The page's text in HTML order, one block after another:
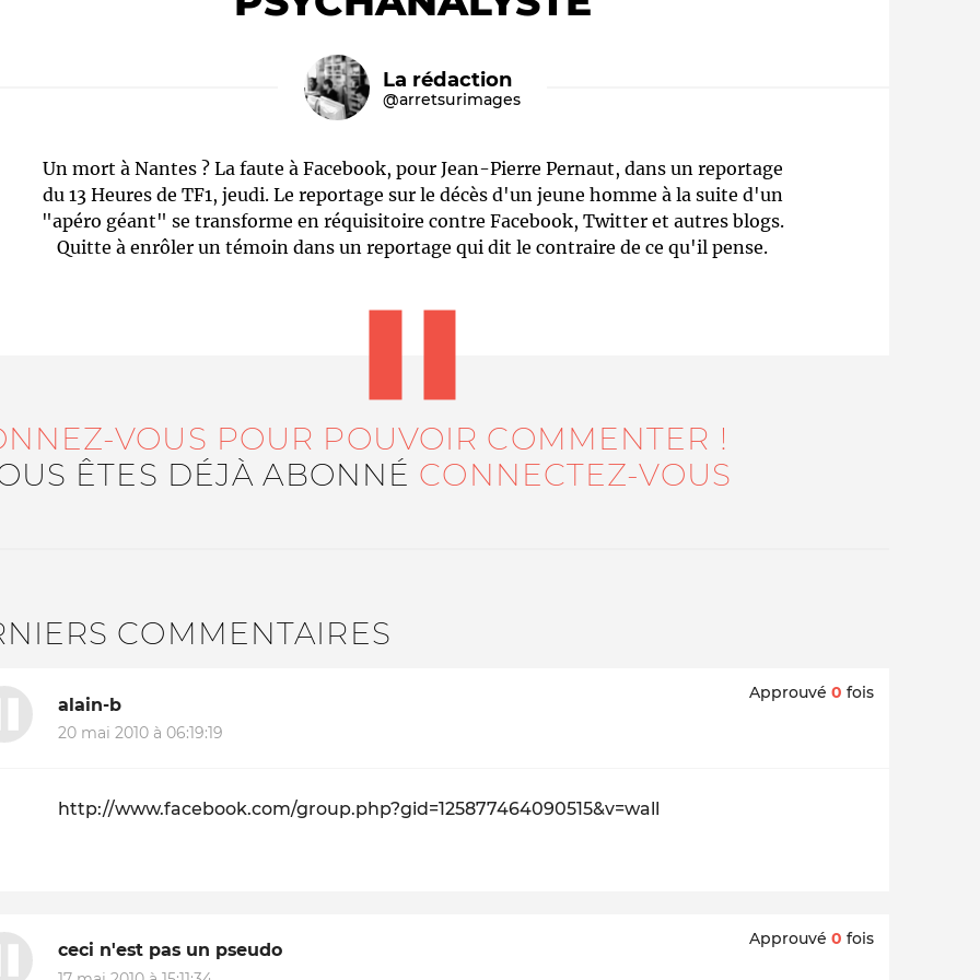
Le médiateur L'équipe Qui sommes-nous ?
La rédaction
@arretsurimages
Un mort à Nantes ? La faute à Facebook, pour Jean-Pierre Pernaut, dans un reportage
du 13 Heures de TF1, jeudi. Le reportage sur le décès d'un jeune homme à la suite d'un
"apéro géant" se transforme en réquisitoire contre Facebook, Twitter et autres blogs.
Quitte à enrôler un témoin dans un reportage qui dit le contraire de ce qu'il pense.
VOUS POUR POUVOIR COMMENTER !
ÊTES DÉJÀ ABONNÉ CONNECTEZ-VOUS
COMMENTAIRES
alain-b
20 mai 2010 à 06:19:19
Approuvé 0 fois
http://www.facebook.com/group.php?gid=125877464090515&v=wall
ceci n'est pas un pseudo
Approuvé 0 fois